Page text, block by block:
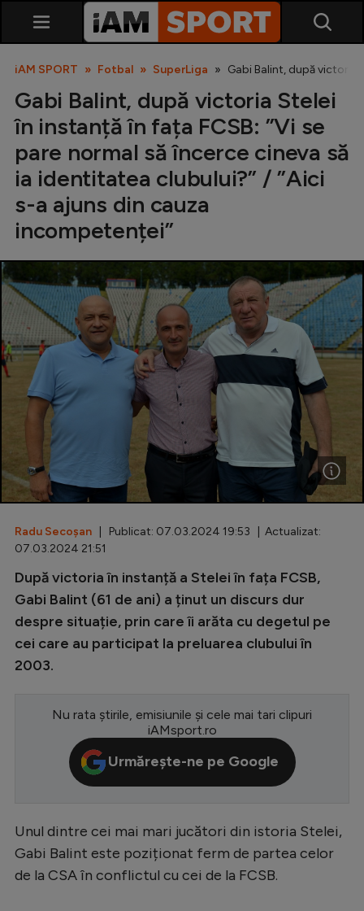
SuperLiga
Liga 2
Cupa României
Echipa Națională
U21
Fotbal feminin
Special
Diverse
Inedit
Clasamente
Champions League
Europa League
Conference League
LaLiga
Serie A
Campionate
Starurile fotbalului
iAM SPORT Fotbal SuperLiga Gabi Balint, după victoria
Gabi Balint, după victoria Stelei
în instanță în fața FCSB: ”Vi se
pare normal să încerce cineva să
ia identitatea clubului?” / ”Aici
s-a ajuns din cauza
incompetenței”
Radu Secoșan | Publicat: 07.03.2024 19:53 | Actualizat:
07.03.2024 21:51
După victoria în instanță a Stelei în fața FCSB,
Gabi Balint (61 de ani) a ținut un discurs dur
despre situație, prin care îi arăta cu degetul pe
cei care au participat la preluarea clubului în
2003.
Nu rata știrile, emisiunile și cele mai tari clipuri
iAMsport.ro
Urmărește-ne pe Google
Unul dintre cei mai mari jucători din istoria Stelei,
Gabi Balint este poziționat ferm de partea celor
de la CSA în conflictul cu cei de la FCSB.